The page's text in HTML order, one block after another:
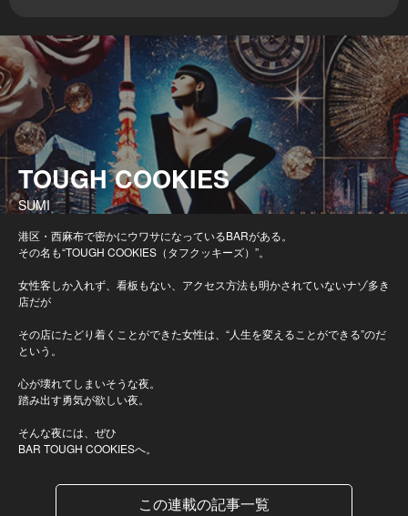
TOUGH COOKIES
SUMI
港区・西麻布で密かにウワサになっているBARがある。
その名も“TOUGH COOKIES（タフクッキーズ）”。
女性客しか入れず、看板もない、アクセス方法も明かされていないナゾ多き
店だが
その店にたどり着くことができた女性は、“人生を変えることができる”のだ
という。
心が壊れてしまいそうな夜。
踏み出す勇気が欲しい夜。
そんな夜には、ぜひ
BAR TOUGH COOKIESへ。
この連載の記事一覧